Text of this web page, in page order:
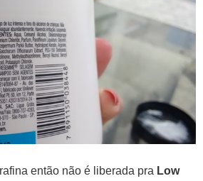
então não é liberada pra Low